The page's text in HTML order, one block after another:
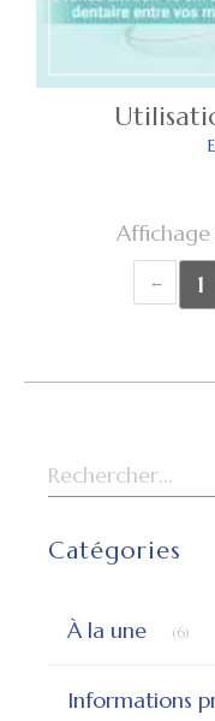
Affichage
1
Rechercher
Catégories
À la une (6)
Informations